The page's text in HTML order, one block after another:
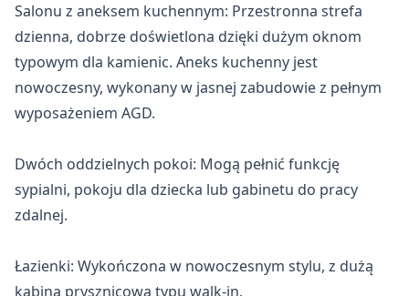
Salonu z aneksem kuchennym: Przestronna strefa
dzienna, dobrze doświetlona dzięki dużym oknom
typowym dla kamienic. Aneks kuchenny jest
nowoczesny, wykonany w jasnej zabudowie z pełnym
wyposażeniem AGD.
Dwóch oddzielnych pokoi: Mogą pełnić funkcję
sypialni, pokoju dla dziecka lub gabinetu do pracy
zdalnej.
Łazienki: Wykończona w nowoczesnym stylu, z dużą
kabiną prysznicową typu walk-in.